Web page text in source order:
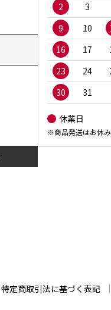
2
3
9
10
16
17
23
24
30
31
休業日
※商品発送はお休
特定商取引法に基づく表記